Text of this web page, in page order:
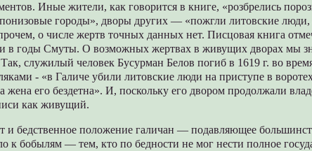
Иные жители, как говорится в книге, «розбрелись
городы», дворы других — «пожгли литовские люди,
о числе жертв точных данных нет. Писцовая книга
в годы Смуты. О возможных жертвах в живущих дворах мы
служилый человек Бусурман Белов погиб в 1619 г. во
- «в Галиче убили литовские люди на приступе в
жена его бездетна». И, поскольку его двором продолжали
как живущий.
и бедственное положение галичан — подавляющее
к бобылям — тем, кто по бедности не мог нести полное